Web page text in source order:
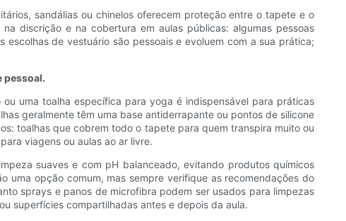
sandálias ou chinelos oferecem proteção entre o tapete e o
discrição e na cobertura em aulas públicas: algumas pessoas
de vestuário são pessoais e evoluem com a sua prática;
pessoal.
uma toalha específica para yoga é indispensável para práticas
geralmente têm uma base antiderrapante ou pontos de silicone
toalhas que cobrem todo o tapete para quem transpira muito ou
viagens ou aulas ao ar livre.
suaves e com pH balanceado, evitando produtos químicos
uma opção comum, mas sempre verifique as recomendações do
sprays e panos de microfibra podem ser usados ​​para limpezas
superfícies compartilhadas antes e depois da aula.